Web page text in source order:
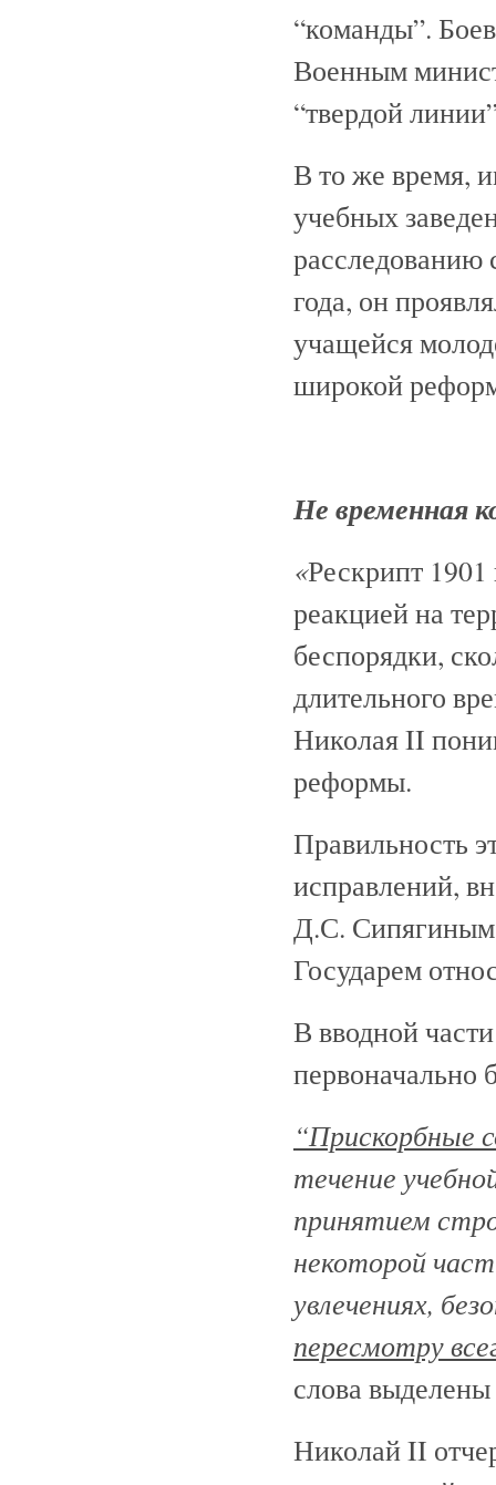
“команды”.
Военным
“твердой
В то же время,
учебных
расследованию
года, он
учащейся
широкой
Не временная
«Рескрипт 1901
реакцией на
беспорядки,
длительного
Николая II
реформы.
Правильность
исправлений,
Д.С.
Государем
В вводной
первоначально
“Прискорбные
течение
принятием
некоторой
увлечениях,
пересмотру
слова
Николай II